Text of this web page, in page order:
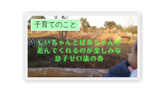
子育てのこと